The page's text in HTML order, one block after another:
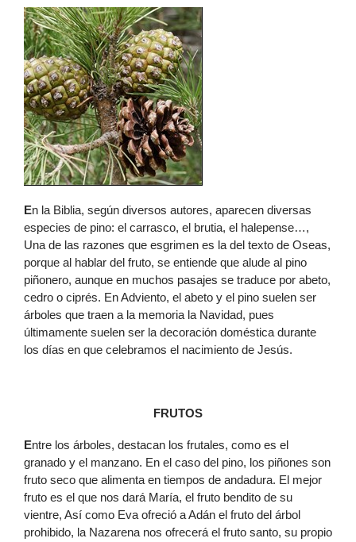
En la Biblia, según diversos autores, aparecen diversas
especies de pino: el carrasco, el brutia, el halepense…,
Una de las razones que esgrimen es la del texto de Oseas,
porque al hablar del fruto, se entiende que alude al pino
piñonero, aunque en muchos pasajes se traduce por abeto,
cedro o ciprés. En Adviento, el abeto y el pino suelen ser
árboles que traen a la memoria la Navidad, pues
últimamente suelen ser la decoración doméstica durante
los días en que celebramos el nacimiento de Jesús.
FRUTOS
Entre los árboles, destacan los frutales, como es el
granado y el manzano. En el caso del pino, los piñones son
fruto seco que alimenta en tiempos de andadura. El mejor
fruto es el que nos dará María, el fruto bendito de su
vientre, Así como Eva ofreció a Adán el fruto del árbol
prohibido, la Nazarena nos ofrecerá el fruto santo, su propio